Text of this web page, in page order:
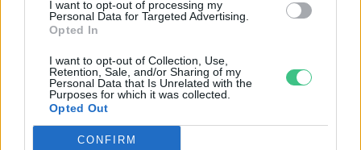
I want to opt-out of processing my
Personal Data for Targeted Advertising.
Opted In
I want to opt-out of Collection, Use,
Retention, Sale, and/or Sharing of my
Personal Data that Is Unrelated with the
Purposes for which it was collected.
Opted Out
CONFIRM
OTTHONUNK
Céltáblát festett magára az EU
ENERGIA